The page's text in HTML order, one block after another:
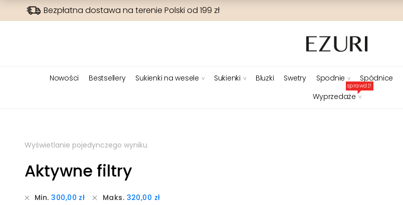
Bezpłatna dostawa na terenie Polski od 199 zł
Nowości Bestsellery Sukienki na wesele Sukienki Bluzki Swetry Spodnie Spódnice
Wyprzedaże
sprawdź!
Wyświetlanie pojedynczego wyniku
Aktywne filtry
Min.300,00 zł Maks. 320,00 zł